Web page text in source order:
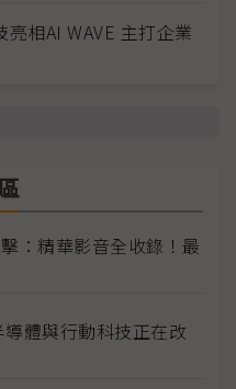
相AI WAVE 主打企業
：精華影音全收錄！最
體與行動科技正在改